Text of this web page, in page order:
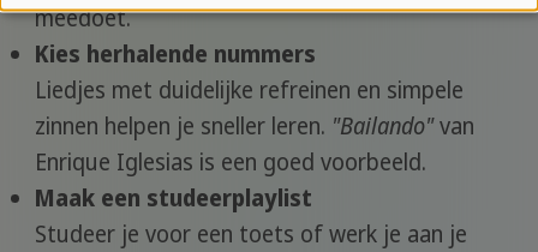
meedoet.
Kies herhalende nummers
Liedjes met duidelijke refreinen en simpele
zinnen helpen je sneller leren. "Bailando"van
Enrique Iglesias is een goed voorbeeld.
Maak een studeerplaylist
Studeer je voor een toets of werk je aan je